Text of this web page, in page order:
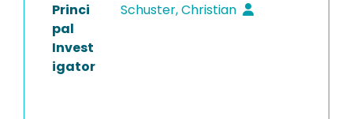
Princi
pal
Invest
igator
Schuster, Christian